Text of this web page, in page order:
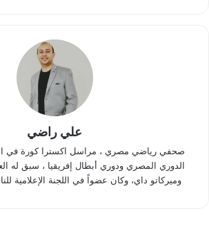
علي راضي
صحفي رياضي مصري ، مراسل اكسترا كورة في
الدوري المصري ودوري أبطال إفريقيا ، سبق له
وميركاتو داي، وكان عضواً في اللجنة الإعلامية